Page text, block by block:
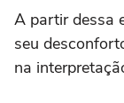
A partir dessa
seu
na